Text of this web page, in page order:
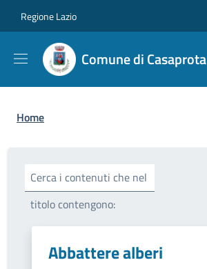
Regione Lazio
Comune di Casaprota
Briciole di pane
Home
Cerca i contenuti che nel
titolo contengono:
Abbattere alberi